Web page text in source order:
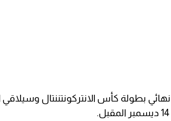
بطولة كأس الانتركونتننتال وسيلاقي